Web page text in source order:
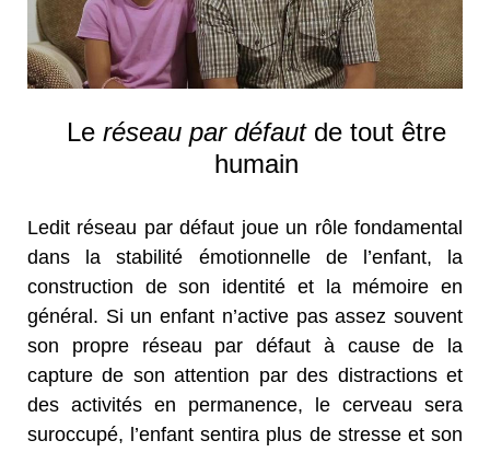
Le réseau par défautde tout être
humain
Ledit réseau par défaut joue un rôle fondamental
dans la stabilité émotionnelle de l’enfant, la
construction de son identité et la mémoire en
général. Si un enfant n’active pas assez souvent
son propre réseau par défaut à cause de la
capture de son attention par des distractions et
des activités en permanence, le cerveau sera
suroccupé, l’enfant sentira plus de stresse et son